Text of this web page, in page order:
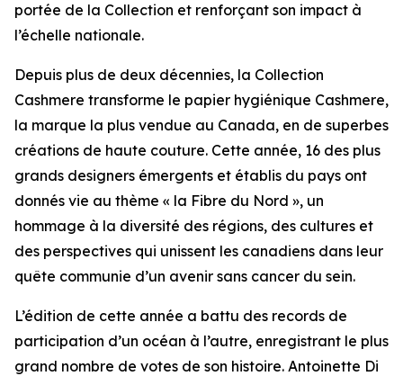
portée de la Collection et renforçant son impact à
l’échelle nationale.
Depuis plus de deux décennies, la Collection
Cashmere transforme le papier hygiénique Cashmere,
la marque la plus vendue au Canada, en de superbes
créations de haute couture. Cette année, 16 des plus
grands designers émergents et établis du pays ont
donnés vie au thème « la Fibre du Nord », un
hommage à la diversité des régions, des cultures et
des perspectives qui unissent les canadiens dans leur
quête communie d’un avenir sans cancer du sein.
L’édition de cette année a battu des records de
participation d’un océan à l’autre, enregistrant le plus
grand nombre de votes de son histoire. Antoinette Di